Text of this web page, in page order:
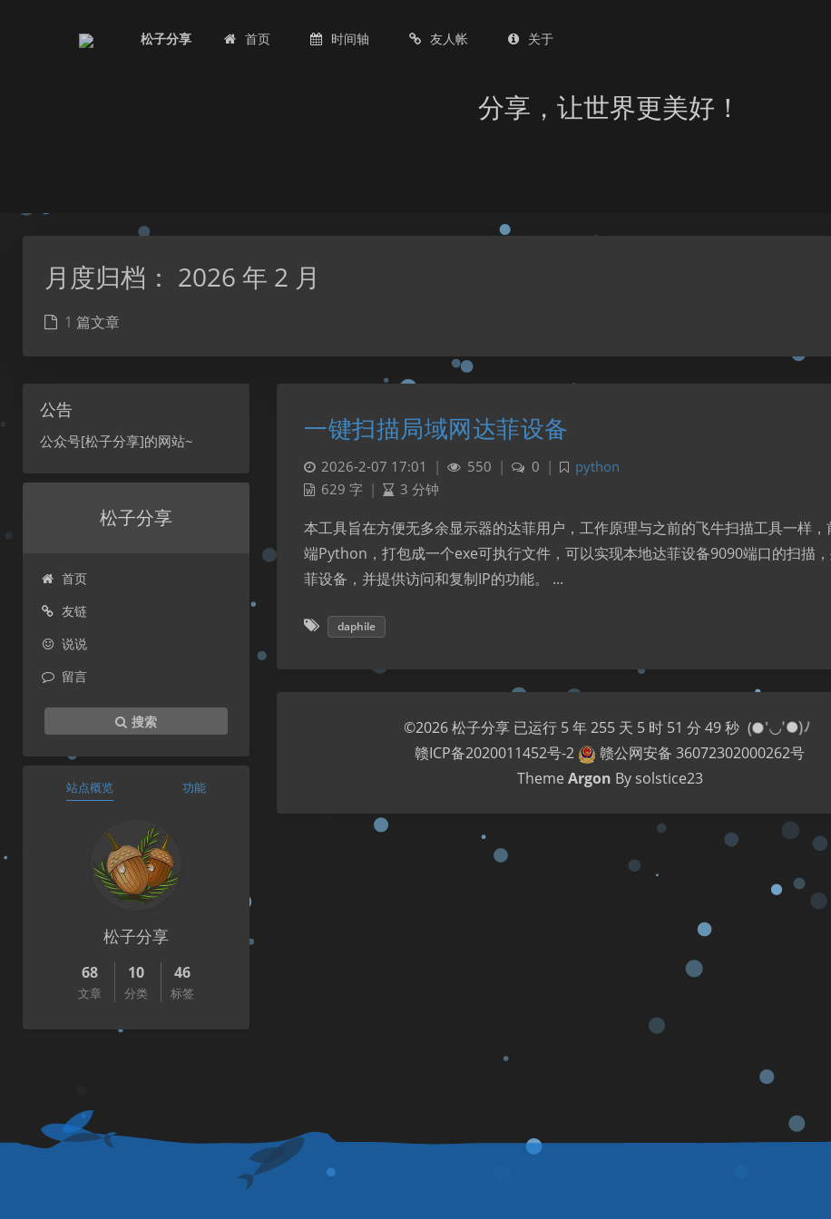
松子分享 首页 时间轴 友人帐 关于
分享，让世界更美好！
月度归档： 2026 年 2 月
1 篇文章
公告
公众号[松子分享]的网站~
松子分享
首页
友链
说说
留言
搜索
站点概览 功能
松子分享
68
文章
10
分类
46
标签
一键扫描局域网达菲设备
2026-2-07 17:01 | 550 | 0 |
python
629 字 | 3 分钟
本工具旨在方便无多余显示器的达菲用户，工作原理与之前的飞牛扫描工具一样
端Python，打包成一个exe可执行文件，可以实现本地达菲设备9090端口的扫描
菲设备，并提供访问和复制IP的功能。 ...
daphile
©2026松子分享 已运行 5 年 255 天 5 时 51 分 50 秒 (●'◡'●)ﾉ
赣ICP备2020011452号-2
赣公网安备 36072302000262号
Theme Argon By solstice23